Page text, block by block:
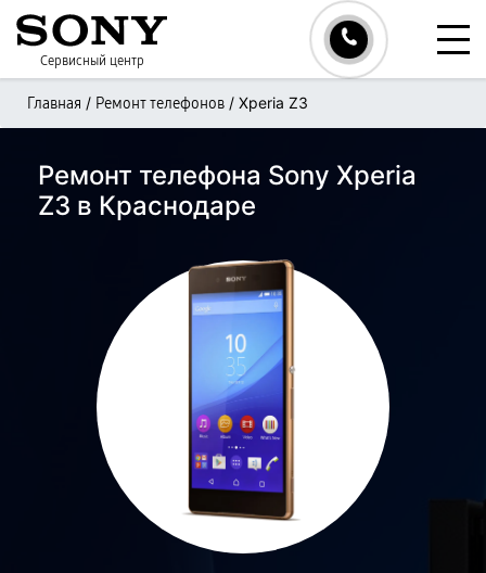
Сервисный центр
Главная / Ремонт телефонов / Xperia Z3
Ремонт телефона Sony Xperia
Z3 в Краснодаре